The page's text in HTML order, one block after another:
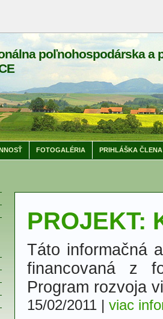
poľnohospodárska a
FOTOGALÉRIA PRIHLÁŠKA ČLENA
PROJEKT:
Táto informačná
financovaná z
Program rozvoja
15/02/2011 | viac